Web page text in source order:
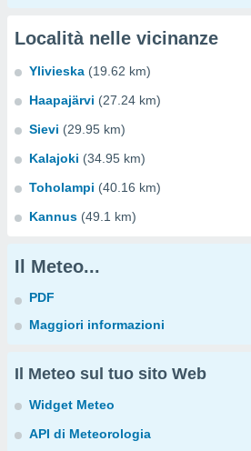
Località nelle vicinanze
Ylivieska (19.62 km)
Haapajärvi (27.24 km)
Sievi (29.95 km)
Kalajoki (34.95 km)
Toholampi (40.16 km)
Kannus (49.1 km)
Il Meteo...
PDF
Maggiori informazioni
Il Meteo sul tuo sito Web
Widget Meteo
API di Meteorologia